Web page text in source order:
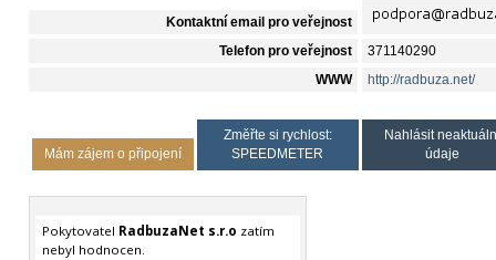
Kontaktní email pro veřejnost
Telefon pro veřejnost 371140290
WWW http://radbuza.net/
Mám zájem o připojení
Změřte si rychlost:
SPEEDMETER
Nahlásit
údaje
Pokytovatel RadbuzaNet s.r.o zatím
nebyl hodnocen.